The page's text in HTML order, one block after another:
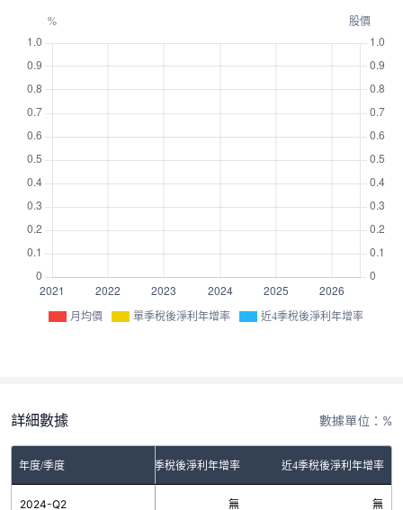
月均價 單季稅後淨利年增率 近4季稅後淨利年增率
詳細數據 數據單位：%
年度/季度 單季稅後淨利年增率 近4季稅後淨利年增率
2024-Q2 無 無